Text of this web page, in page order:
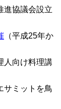
進協議会設立
（平成25年か
人向け料理講
サミットを鳥